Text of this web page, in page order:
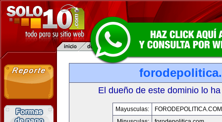
El dueño de este dominio lo
Mayusculas:
FORODEPOLITICA.COM